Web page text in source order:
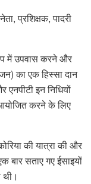
प्रशिक्षक, पादरी
में उपवास करने और
का एक हिस्सा दान
इन निधियों
आयोजित करने के लिए
की यात्रा की और
बार सताए गए ईसाइयों